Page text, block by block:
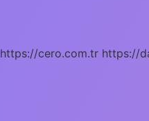
https://cero.com.tr https://